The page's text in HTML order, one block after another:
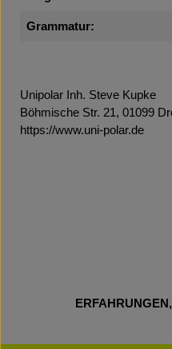
Grammatur:
Unipolar Inh. Steve Kupke
Böhmische Str. 21, 01099
https://www.uni-polar.de